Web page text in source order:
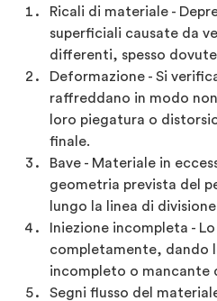
Ricali di materiale -
superficiali causate da
differenti, spesso dovute
Deformazione - Si
raffreddano in modo
loro piegatura o
finale.
Bave - Materiale in
geometria prevista del
lungo la linea di
Iniezione incompleta -
completamente, dando
incompleto o mancante
Segni flusso del